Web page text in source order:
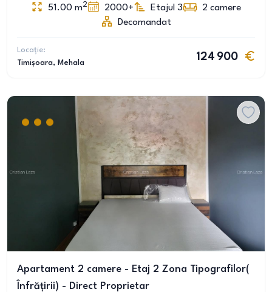
51.00 m2 2000+ Etajul 3 2 camere
Decomandat
Locație:
Timișoara, Mehala
124 900
Apartament 2 camere - Etaj 2 Zona Tipografilor(
Înfrățirii) - Direct Proprietar